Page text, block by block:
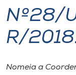
I.nova
Nº28/
R/
Nomeia a